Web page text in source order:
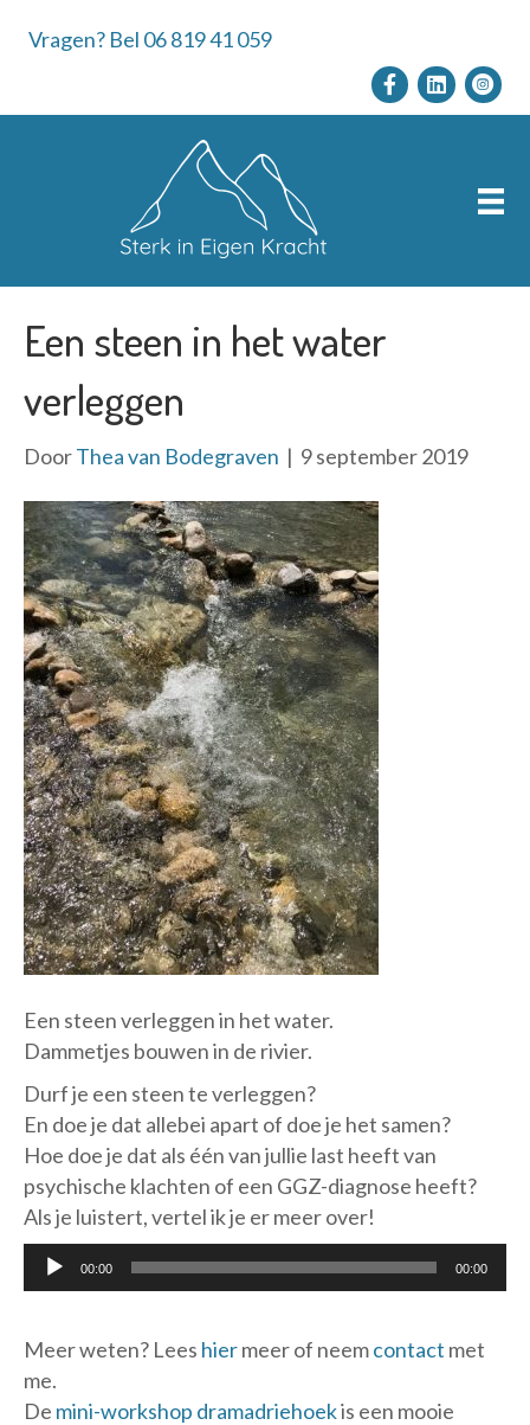
Vragen? Bel 06 819 41 059
Een steen in het water
verleggen
DoorThea van Bodegraven | 9 september 2019
Een steen verleggen in het water.
Dammetjes bouwen in de rivier.
Durf je een steen te verleggen?
En doe je dat allebei apart of doe je het samen?
Hoe doe je dat als één van jullie last heeft van
psychische klachten of een GGZ-diagnose heeft?
Als je luistert, vertel ik je er meer over!
Audiospeler
00:00 00:00
Meer weten? Lees hiermeer of neemcontact met
me.
De mini-workshop dramadriehoekis een mooie